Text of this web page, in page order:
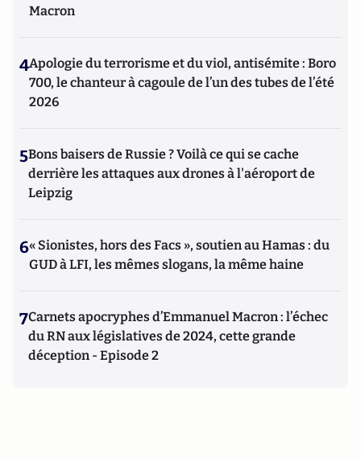
Macron
4Apologie du terrorisme et du viol, antisémite : Boro
700, le chanteur à cagoule de l’un des tubes de l’été
2026
5Bons baisers de Russie ? Voilà ce qui se cache
derrière les attaques aux drones à l'aéroport de
Leipzig
6« Sionistes, hors des Facs », soutien au Hamas : du
GUD à LFI, les mêmes slogans, la même haine
7Carnets apocryphes d’Emmanuel Macron : l’échec
du RN aux législatives de 2024, cette grande
déception - Episode 2